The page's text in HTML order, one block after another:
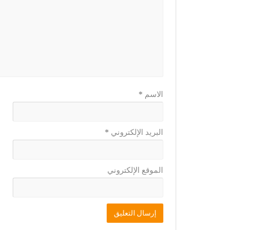
الاسم *
البريد الإلكتروني *
الموقع الإلكتروني